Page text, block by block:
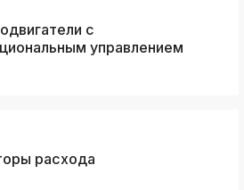
с
управлением
расхода